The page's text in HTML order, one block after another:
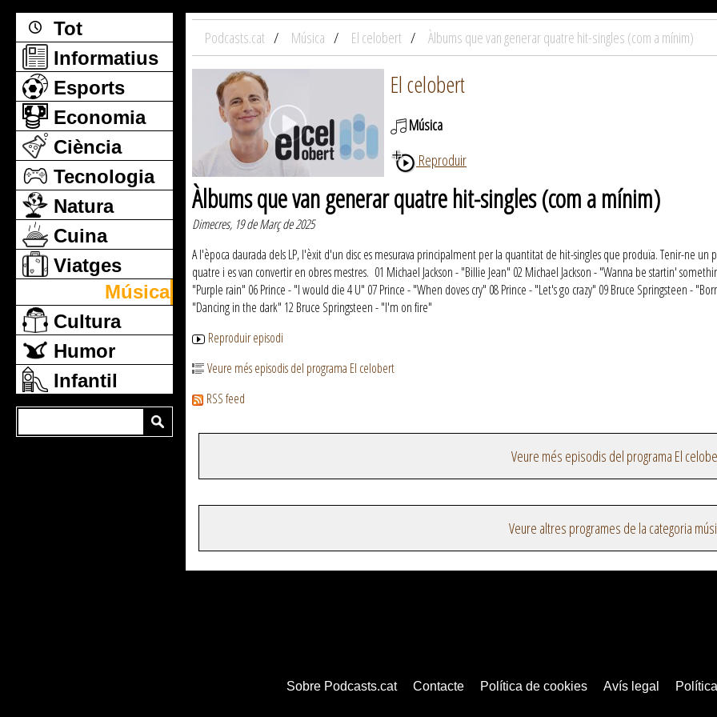
Tot
Informatius
Esports
Economia
Ciència
Tecnologia
Natura
Cuina
Viatges
Música
Cultura
Humor
Infantil
Podcasts.cat Música El celobert Àlbums que van generar quatre hit-singles (com a mínim)
El celobert
Música
Reproduir
Àlbums que van generar quatre hit-singles (com a mínim)
Dimecres, 19 de Març de 2025
A l'època daurada dels LP, l'èxit d'un disc es mesurava principalment per la quantitat de hit-singles que produïa. Tenir-ne
quatre i es van convertir en obres mestres. 01 Michael Jackson - "Billie Jean" 02 Michael Jackson - "Wanna be startin'
"Purple rain" 06 Prince - "I would die 4 U" 07 Prince - "When doves cry" 08 Prince - "Let's go crazy" 09 Bruce Springsteen -
"Dancing in the dark" 12 Bruce Springsteen - "I'm on fire"
Reproduir episodi
Veure més episodis del programa El celobert
RSS feed
Veure més episodis del programa El
Veure altres programes de la categoria
Sobre Podcasts.cat Contacte Política de cookies Avís legal